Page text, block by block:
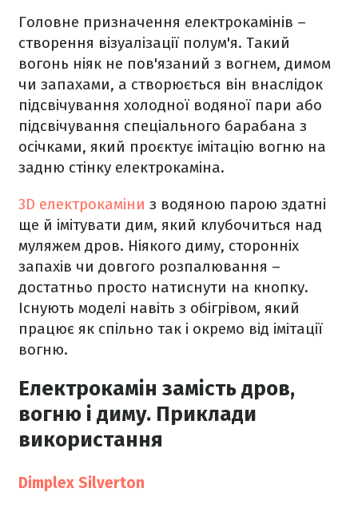
Головне призначення електрокамінів –
створення візуалізації полум'я. Такий
вогонь ніяк не пов'язаний з вогнем, димом
чи запахами, а створюється він внаслідок
підсвічування холодної водяної пари або
підсвічування спеціального барабана з
осічками, який проєктує імітацію вогню на
задню стінку електрокаміна.
3D електрокаміни з водяною парою здатні
ще й імітувати дим, який клубочиться над
муляжем дров. Ніякого диму, сторонніх
запахів чи довгого розпалювання –
достатньо просто натиснути на кнопку.
Існують моделі навіть з обігрівом, який
працює як спільно так і окремо від імітації
вогню.
Електрокамін замість дров,
вогню і диму. Приклади
використання
Dimplex Silverton